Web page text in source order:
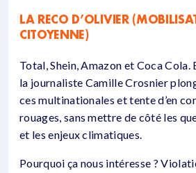
LA RECO D’OLIVIER
CITOYENNE)
Total, Shein, Amazon et Coca Cola.
la journaliste Camille Crosnier
ces multinationales et tente d’en
rouages, sans mettre de côté les
et les enjeux climatiques.
Pourquoi ça nous intéresse ?